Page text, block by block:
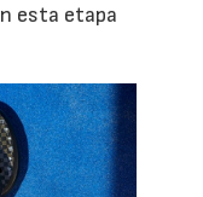
esta etapa